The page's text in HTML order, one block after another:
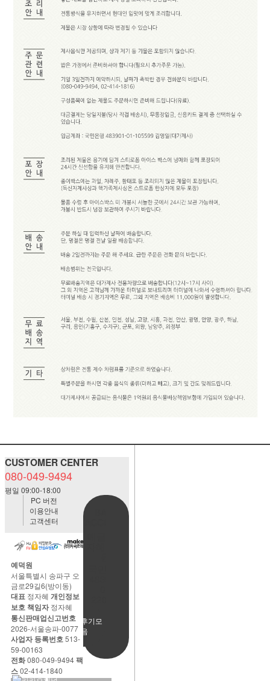
CUSTOMER CENTER
080-049-9494
평일 09:00-18:00
사용후기모
음
PC 버전
이용안내
고객센터
예덕원
서울특별시 송파구 오
금로29길6(방이동)
대표 정자혜 개인정보
보호 책임자정자혜
통신판매업신고번호
2026-서울송파-0077
사업자 등록번호513-
59-00163
전화080-049-9494팩
스02-414-1840